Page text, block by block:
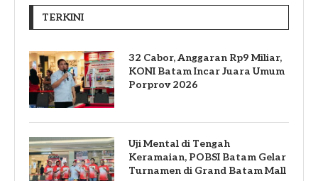
TERKINI
32 Cabor, Anggaran Rp9 Miliar,
KONI Batam Incar Juara Umum
Porprov 2026
Uji Mental di Tengah
Keramaian, POBSI Batam Gelar
Turnamen di Grand Batam Mall